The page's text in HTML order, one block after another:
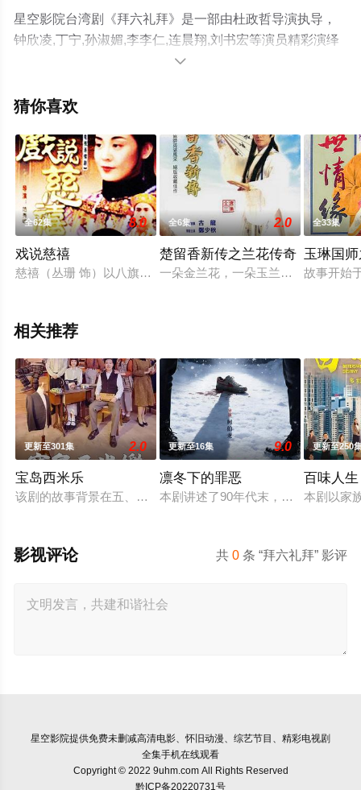
星空影院台湾剧《拜六礼拜》是一部由杜政哲导演执导，
钟欣凌,丁宁,孙淑媚,李李仁,连晨翔,刘书宏等演员精彩演绎
的台湾电视剧，大结局剧情已揭晓（全10集），手机免费
关信息可移步至豆瓣电视剧、电视猫或剧情网等平台了

猜你喜欢
全62集 8.0
戏说慈禧
慈禧（丛珊 饰）以八旗秀女的身份选秀入宫，成为了咸丰皇帝
全6集 2.0
楚留香新传之兰花传奇
一朵金兰花，一朵玉兰花——蕴含着
全33集
玉琳国
故事开始
相关推荐
更新至301集 2.0
宝岛西米乐
该剧的故事背景在五、六○年代，是以“女西装师”为主角的职人
更新至16集 9.0
凛冬下的罪恶
本剧讲述了90年代末，怒河市刑侦支
更新至250
百味人生
本剧以家
共0 条 “拜六礼拜” 影评
影视评论
星空影院提供免费未删减高清电影、怀旧动漫、综艺节目、精彩电视剧
全集手机在线观看
Copyright © 2022 9uhm.com All Rights Reserved
黔ICP备20220731号